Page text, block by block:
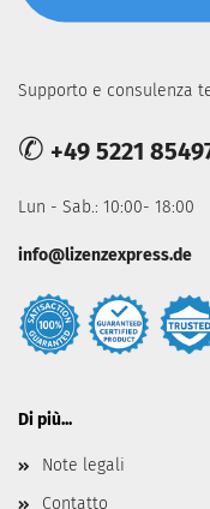
Supporto e consulenza
✆ +49 5221
Lun - Sab.: 10:00- 18:00
info@lizenzexpress.de
Di più...
Note legali
Contatto